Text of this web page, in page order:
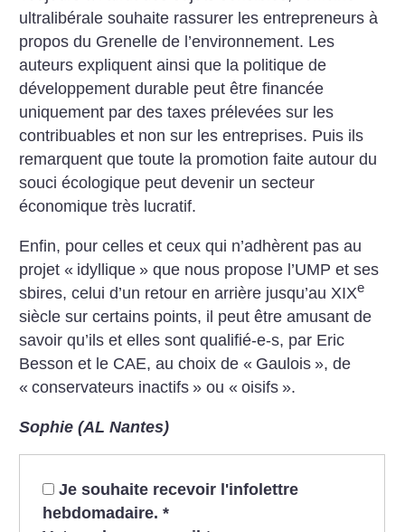
ultralibérale souhaite rassurer les entrepreneurs à
propos du Grenelle de l’environnement. Les
auteurs expliquent ainsi que la politique de
développement durable peut être financée
uniquement par des taxes prélevées sur les
contribuables et non sur les entreprises. Puis ils
remarquent que toute la promotion faite autour du
souci écologique peut devenir un secteur
économique très lucratif.
Enfin, pour celles et ceux qui n’adhèrent pas au
projet « idyllique » que nous propose l’UMP et ses
sbires, celui d’un retour en arrière jusqu’au XIXe
siècle sur certains points, il peut être amusant de
savoir qu’ils et elles sont qualifié-e-s, par Eric
Besson et le CAE, au choix de « Gaulois », de
« conservateurs inactifs » ou « oisifs ».
Sophie (AL Nantes)
Je souhaite recevoir l'infolettre
hebdomadaire. *